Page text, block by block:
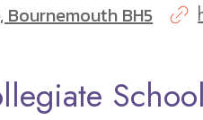
Bournemouth BH5
School